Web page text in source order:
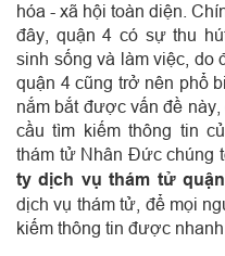
hóa - xã hội toàn diện.
đây, quận 4 có sự thu
sinh sống và làm việc, do
quận 4 cũng trở nên phổ
nắm bắt được vấn đề
cầu tìm kiếm thông tin
thám tử Nhân Đức chúng
ty dịch vụ thám tử
dịch vụ thám tử, để mọi
kiếm thông tin được